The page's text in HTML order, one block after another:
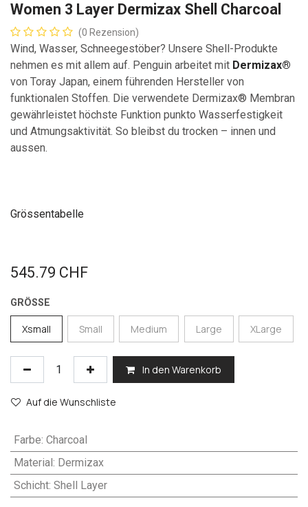
Women 3 Layer Dermizax Shell Charcoal
(0 Rezension)
Wind, Wasser, Schneegestöber? Unsere Shell-Produkte
nehmen es mit allem auf. Penguin arbeitet mit Dermizax®
von Toray Japan, einem führenden Hersteller von
funktionalen Stoffen. Die verwendete Dermizax® Membran
gewährleistet höchste Funktion punkto Wasserfestigkeit
und Atmungsaktivität. So bleibst du trocken – innen und
aussen.
Grössentabelle
545.79 CHF
GRÖSSE
Xsmall Small Medium Large XLarge
In den Warenkorb
Auf die Wunschliste
Farbe: Charcoal
Material : Dermizax
Schicht: Shell Layer